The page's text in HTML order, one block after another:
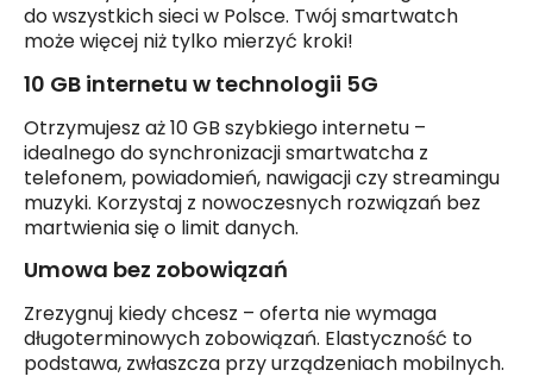
do wszystkich sieci w Polsce. Twój smartwatch
może więcej niż tylko mierzyć kroki!
10 GB internetu w technologii 5G
Otrzymujesz aż 10 GB szybkiego internetu –
idealnego do synchronizacji smartwatcha z
telefonem, powiadomień, nawigacji czy streamingu
muzyki. Korzystaj z nowoczesnych rozwiązań bez
martwienia się o limit danych.
Umowa bez zobowiązań
Zrezygnuj kiedy chcesz – oferta nie wymaga
długoterminowych zobowiązań. Elastyczność to
podstawa, zwłaszcza przy urządzeniach mobilnych.